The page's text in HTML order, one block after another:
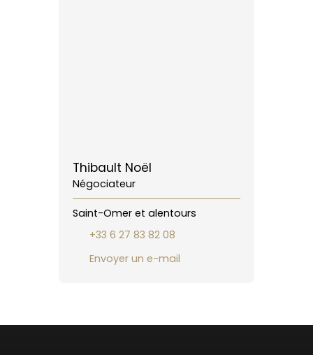
Thibault Noël
Négociateur
Saint-Omer et alentours
+33 6 27 83 82 08
Envoyer un e-mail